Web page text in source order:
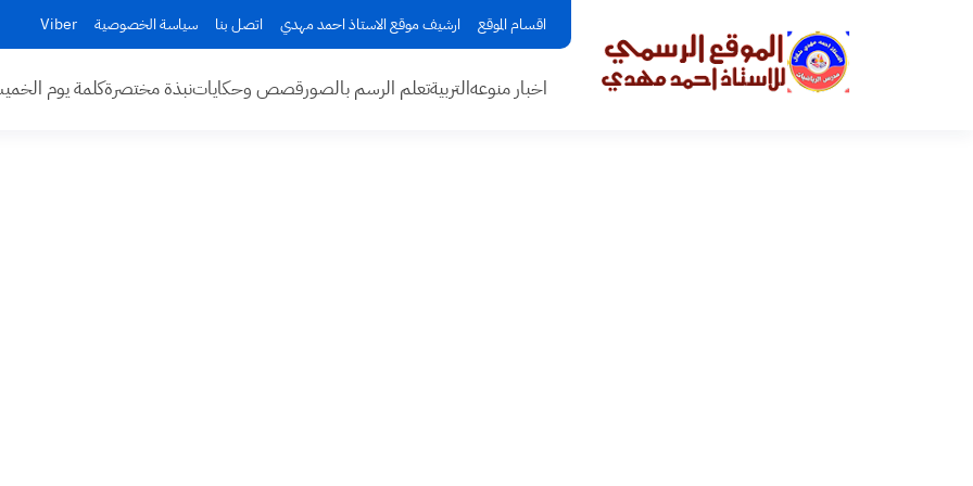
اقسام الموقع ارشيف موقع الاستاذ احمد مهدي اتصل بنا سياسة الخصوصية Viber
اخبار منوعهالتربيةتعلم الرسم بالصورقصص وحكاياتنبذة مختصرةكلمة يوم